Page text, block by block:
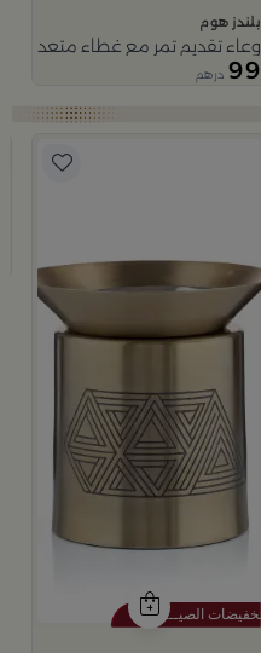
بلندز هوم
وعاء تقديم تمر مع غطاء متعدد
99 درهم